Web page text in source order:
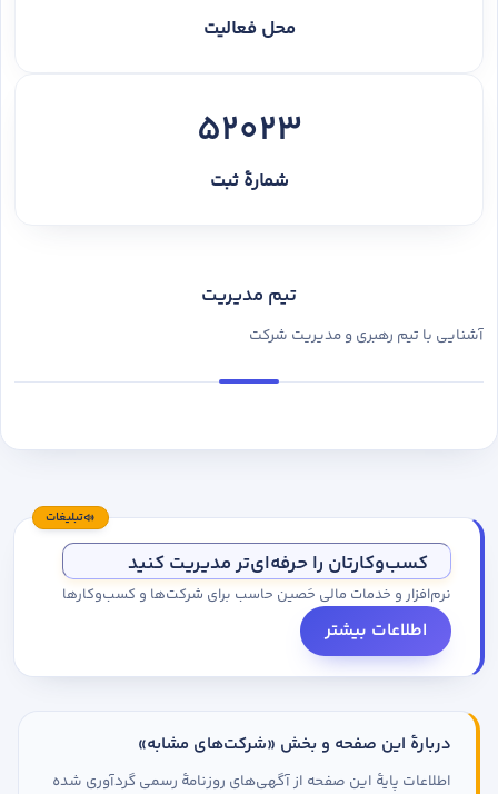
محل فعالیت
52023
شمارهٔ ثبت
تیم مدیریت
آشنایی با تیم رهبری و مدیریت شرکت
تبلیغات
کسب‌وکارتان را حرفه‌ای‌تر مدیریت کنید
نرم‌افزار و خدمات مالی حَصین حاسب برای شرکت‌ها و کسب‌وکارها
اطلاعات بیشتر
دربارهٔ این صفحه و بخش «شرکت‌های مشابه»
اطلاعات پایهٔ این صفحه از آگهی‌های روزنامهٔ رسمی گردآوری شده